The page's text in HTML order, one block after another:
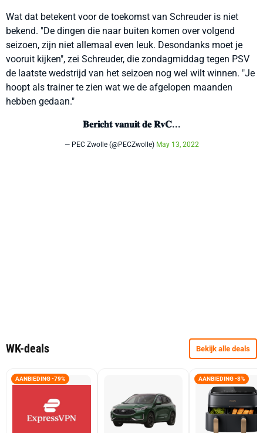
Wat dat betekent voor de toekomst van Schreuder is niet
bekend. "De dingen die naar buiten komen over volgend
seizoen, zijn niet allemaal even leuk. Desondanks moet je
vooruit kijken", zei Schreuder, die zondagmiddag tegen PSV
de laatste wedstrijd van het seizoen nog wel wilt winnen. "Je
hoopt als trainer te zien wat we de afgelopen maanden
hebben gedaan."
𝐁𝐞𝐫𝐢𝐜𝐡𝐭 𝐯𝐚𝐧𝐮𝐢𝐭 𝐝𝐞 𝐑𝐯𝐂...
— PEC Zwolle (@PECZwolle) May 13, 2022
WK-deals Bekijk alle deals
AANBIEDING -79% AANBIEDING -8%